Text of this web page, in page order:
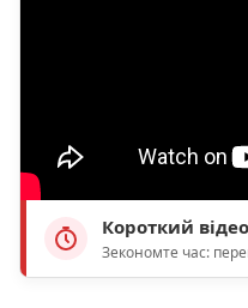
Короткий
Зекономте час: